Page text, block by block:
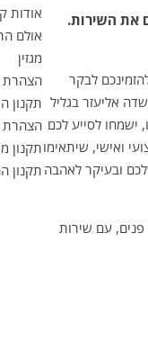
את השירות.
לבקר
אליעזר בגליל
ישמחו לסייע לכם
ואישי, שיתאימו
ובעיקר לאהבה
פנים, עם שירות
אודות
אולם
מגזין
הצהרת
תקנון
הצהרת
תקנון
תקנון